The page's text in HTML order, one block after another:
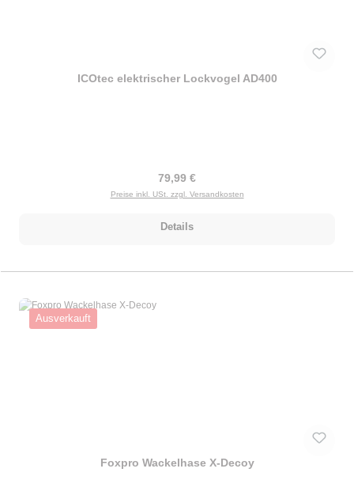
ICOtec elektrischer Lockvogel AD400
Regulärer Preis:
79,99 €
Preise inkl. USt. zzgl. Versandkosten
Details
Ausverkauft
Foxpro Wackelhase X-Decoy